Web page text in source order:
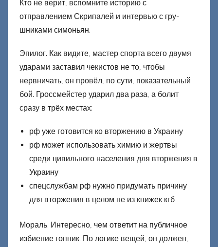
Кто не верит, вспомните историю с
отправлением Скрипалей и интервью с гру-
шниками симоньян.
Эпилог. Как видите, мастер спорта всего двумя
ударами заставил чекистов не то, чтобы
нервничать, он провёл, по сути, показательный
бой. Гроссмейстер ударил два раза, а болит
сразу в трёх местах:
рф уже готовится ко вторжению в Украину
рф может использовать химию и жертвы
среди цивильного населения для вторжения в
Украину
спецслужбам рф нужно придумать причину
для вторжения в целом не из книжек кгб
Мораль. Интересно, чем ответит на публичное
избиение гопник. По логике вещей, он должен,